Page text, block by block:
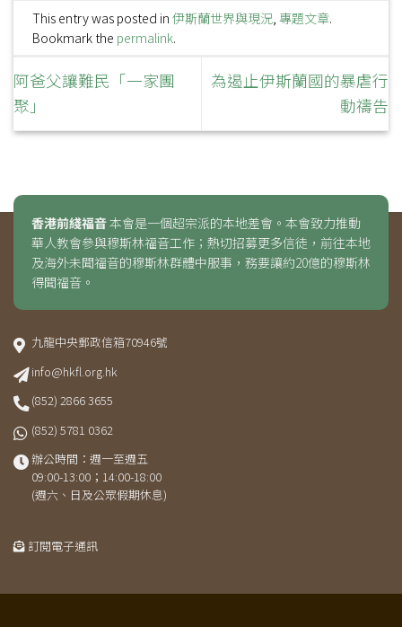
This entry was posted in伊斯蘭世界與現況 ,專題文章.
Bookmark the permalink.
阿爸父讓難民「一家團
聚」
為遏止伊斯蘭國的暴虐行
動禱告
香港前綫福音本會是一個超宗派的本地差會。本會致力推動
華人教會參與穆斯林福音工作；熱切招募更多信徒，前往本地
及海外未聞福音的穆斯林群體中服事，務要讓約20億的穆斯林
得聞福音。
九龍中央郵政信箱70946號
info@hkfl.org.hk
(852) 2866 3655
(852) 5781 0362
辦公時間：週一至週五
09:00-13:00；14:00-18:00
(週六、日及公眾假期休息)
訂閱電子通訊